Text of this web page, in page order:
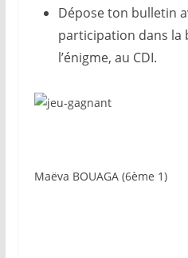
Dépose ton bulletin
participation dans la
l’énigme, au CDI.
Maëva BOUAGA (6ème 1)